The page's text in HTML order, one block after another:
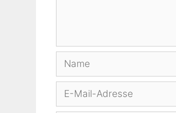
Name
E-
Mail-